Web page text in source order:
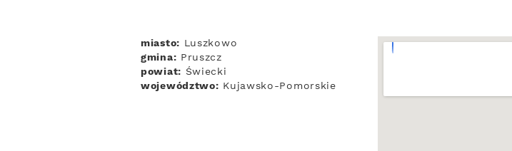
miasto: Luszkowo
gmina: Pruszcz
powiat: Świecki
województwo: Kujawsko-Pomorskie